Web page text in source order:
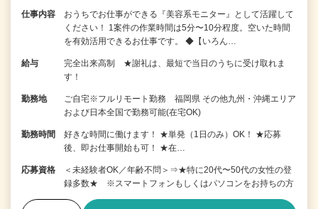
仕事内容
おうちでお仕事ができる『美容系モニター』として活躍して
ください！ 1案件の作業時間は5分〜10分程度。空いた時間
を有効活用できるお仕事です。 ◆【いろん…
給与
完全出来高制 ★謝礼は、最短で当日のうちに受け取れま
す！
勤務地
ご自宅※フルリモート勤務 福岡県 その他九州・沖縄エリア
および日本全国で勤務可能(在宅OK)
勤務時間
好きな時間に働けます！ ★単発（1日のみ）OK！ ★応募
後、即お仕事開始も可！ ★在…
応募資格
＜未経験者OK／年齢不問＞⇒★特に20代〜50代の女性の登
録多数★ ※スマートフォンもしくはパソコンをお持ちの方